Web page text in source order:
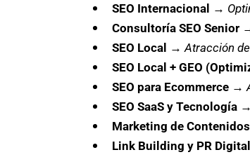
SEO Internacional →
Consultoría SEO Senior
SEO Local → Atracción
SEO Local + GEO
SEO para Ecommerce →
SEO SaaS y Tecnología →
Marketing de Contenidos
Link Building y PR Digital